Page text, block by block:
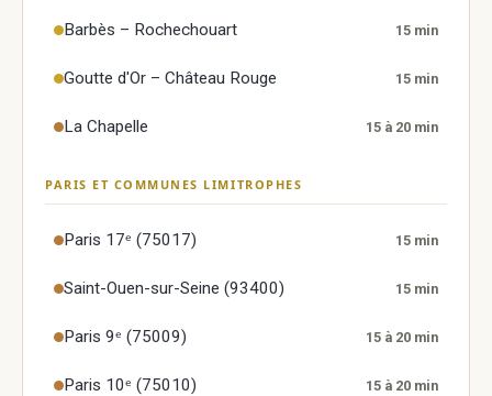
Barbès – Rochechouart 15 min
Goutte d'Or – Château Rouge 15 min
La Chapelle 15 à 20 min
PARIS ET COMMUNES LIMITROPHES
Paris 17ᵉ (75017) 15 min
Saint-Ouen-sur-Seine (93400) 15 min
Paris 9ᵉ (75009) 15 à 20 min
Paris 10ᵉ (75010) 15 à 20 min